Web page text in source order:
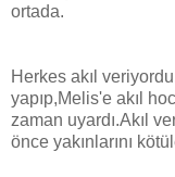
ortada.
Herkes akıl
yapıp,Melis'e akıl
zaman uyardı.Akıl
önce yakınlarını